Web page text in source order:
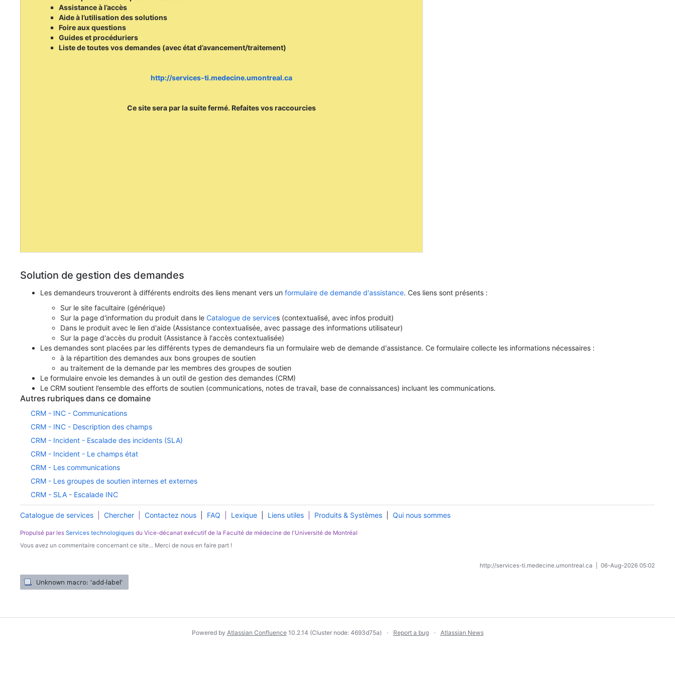
Assistance à l’accès
Aide à l’utilisation des solutions
Foire aux questions
Guides et procéduriers
Liste de toutes vos demandes (avec état d’avancement/traitement)
http://services-ti.medecine.umontreal.ca
Ce site sera par la suite fermé. Refaites vos raccourcies
Solution de gestion des demandes
Les demandeurs trouveront à différents endroits des liens menant vers un formulaire de demande d'assistance. Ces liens sont présents :
Sur le site facultaire (générique)
Sur la page d'information du produit dans le Catalogue de services (contextualisé, avec infos produit)
Dans le produit avec le lien d'aide (Assistance contextualisée, avec passage des informations utilisateur)
Sur la page d'accès du produit (Assistance à l'accès contextualisée)
Les demandes sont placées par les différents types de demandeurs fia un formulaire web de demande d'assistance. Ce formulaire collecte les informations nécessaires :
à la répartition des demandes aux bons groupes de soutien
au traitement de la demande par les membres des groupes de soutien
Le formulaire envoie les demandes à un outil de gestion des demandes (CRM)
Le CRM soutient l’ensemble des efforts de soutien (communications, notes de travail, base de connaissances) incluant les communications.
Autres rubriques dans ce domaine
CRM - INC - Communications
CRM - INC - Description des champs
CRM - Incident - Escalade des incidents (SLA)
CRM - Incident - Le champs état
CRM - Les communications
CRM - Les groupes de soutien internes et externes
CRM - SLA - Escalade INC
Catalogue de services Chercher Contactez nous FAQ Lexique Liens utiles Produits & Systèmes Qui nous sommes
Propulsé par les Services technologiques du Vice-décanat exécutif de la Faculté de médecine de l'Université de Montréal
Vous avez un commentaire concernant ce site... Merci de nous en faire part !
http://services-ti.medecine.umontreal.ca 06-Aug-2026 05:02
Powered by Atlassian Confluence 10.2.14 (Cluster node: 4693d75a) Report a bug Atlassian News